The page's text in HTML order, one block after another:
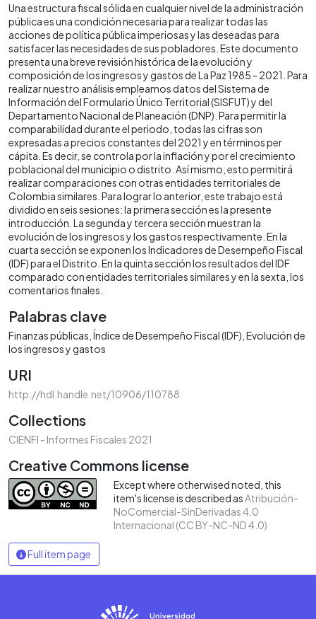
Una estructura fiscal sólida en cualquier nivel de la administración
pública es una condición necesaria para realizar todas las
acciones de política pública imperiosas y las deseadas para
satisfacer las necesidades de sus pobladores. Este documento
presenta una breve revisión histórica de la evolución y
composición de los ingresos y gastos de La Paz 1985 - 2021. Para
realizar nuestro análisis empleamos datos del Sistema de
Información del Formulario Único Territorial (SISFUT) y del
Departamento Nacional de Planeación (DNP). Para permitir la
comparabilidad durante el periodo, todas las cifras son
expresadas a precios constantes del 2021 y en términos per
cápita. Es decir, se controla por la inflación y por el crecimiento
poblacional del municipio o distrito. Así mismo, esto permitirá
realizar comparaciones con otras entidades territoriales de
Colombia similares. Para lograr lo anterior, este trabajo está
dividido en seis sesiones: la primera sección es la presente
introducción. La segunda y tercera sección muestran la
evolución de los ingresos y los gastos respectivamente. En la
cuarta sección se exponen los Indicadores de Desempeño Fiscal
(IDF) para el Distrito. En la quinta sección los resultados del IDF
comparado con entidades territoriales similares y en la sexta, los
comentarios finales.
Palabras clave
Finanzas públicas Índice de Desempeño Fiscal (IDF) Evolución de
los ingresos y gastos
URI
http://hdl.handle.net/10906/110788
Collections
CIENFI - Informes Fiscales 2021
Creative Commons license
Except where otherwised noted, this
item's license is described asAtribución-
NoComercial-SinDerivadas 4.0
Internacional (CC BY-NC-ND 4.0)
Full item page